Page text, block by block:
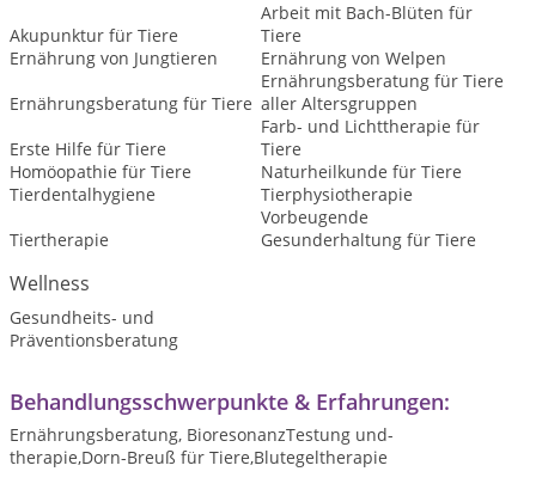
Akupunktur für Tiere
Arbeit mit Bach-Blüten für
Tiere
Ernährung von Jungtieren
Ernährung von Welpen
Ernährungsberatung für Tiere
Ernährungsberatung für Tiere
aller Altersgruppen
Erste Hilfe für Tiere
Farb- und Lichttherapie für
Tiere
Homöopathie für Tiere
Naturheilkunde für Tiere
Tierdentalhygiene
Tierphysiotherapie
Tiertherapie
Vorbeugende
Gesunderhaltung für Tiere
Wellness
Gesundheits- und
Präventionsberatung
Behandlungsschwerpunkte & Erfahrungen:
Ernährungsberatung, BioresonanzTestung und-
therapie,Dorn-Breuß für Tiere,Blutegeltherapie